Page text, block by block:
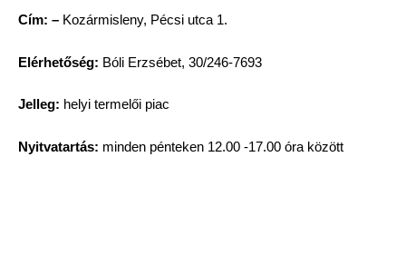
Cím: – Kozármisleny, Pécsi utca 1.
Elérhetőség: Bóli Erzsébet, 30/246-7693
Jelleg: helyi termelői piac
Nyitvatartás: minden pénteken 12.00 -17.00 óra között